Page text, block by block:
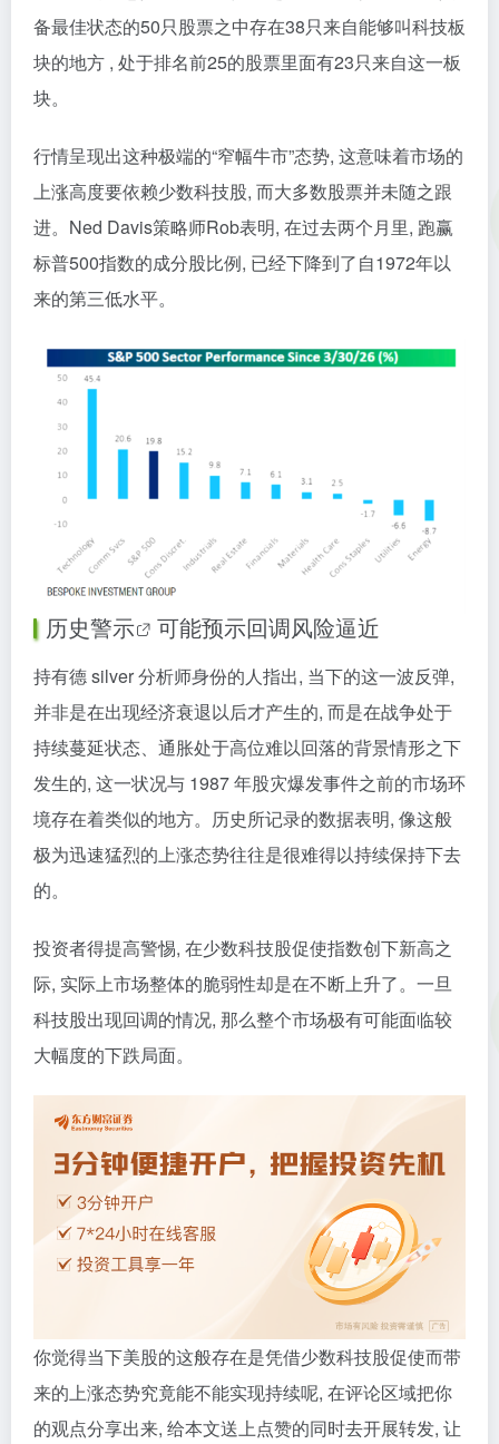
备最佳状态的50只股票之中存在38只来自能够叫科技板
块的地方 , 处于排名前25的股票里面有23只来自这一板
块。
行情呈现出这种极端的“窄幅牛市”态势, 这意味着市场的
上涨高度要依赖少数科技股, 而大多数股票并未随之跟
进。Ned Davis策略师Rob表明, 在过去两个月里, 跑赢
标普500指数的成分股比例, 已经下降到了自1972年以
来的第三低水平。
历史警示 可能预示回调风险逼近
持有德 silver 分析师身份的人指出, 当下的这一波反弹,
并非是在出现经济衰退以后才产生的, 而是在战争处于
持续蔓延状态、通胀处于高位难以回落的背景情形之下
发生的, 这一状况与 1987 年股灾爆发事件之前的市场环
境存在着类似的地方。历史所记录的数据表明, 像这般
极为迅速猛烈的上涨态势往往是很难得以持续保持下去
的。
投资者得提高警惕, 在少数科技股促使指数创下新高之
际, 实际上市场整体的脆弱性却是在不断上升了。一旦
科技股出现回调的情况, 那么整个市场极有可能面临较
大幅度的下跌局面。
你觉得当下美股的这般存在是凭借少数科技股促使而带
来的上涨态势究竟能不能实现持续呢, 在评论区域把你
的观点分享出来, 给本文送上点赞的同时去开展转发, 让